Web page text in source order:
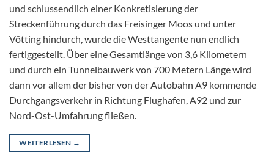
und schlussendlich einer Konkretisierung der
Streckenführung durch das Freisinger Moos und unter
Vötting hindurch, wurde die Westtangente nun endlich
fertiggestellt. Über eine Gesamtlänge von 3,6 Kilometern
und durch ein Tunnelbauwerk von 700 Metern Länge wird
dann vor allem der bisher von der Autobahn A9 kommende
Durchgangsverkehr in Richtung Flughafen, A92 und zur
Nord-Ost-Umfahrung fließen.
WEITERLESEN →